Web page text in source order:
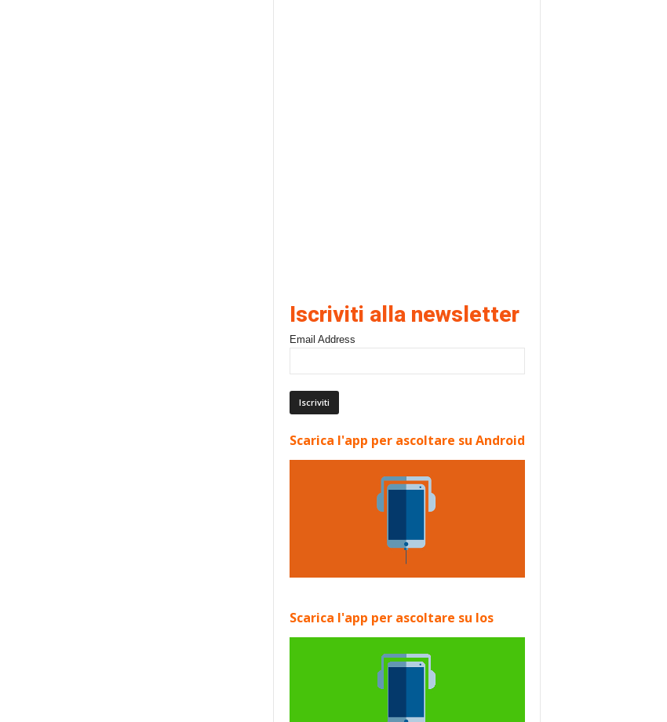
Iscriviti alla newsletter
Email Address
Scarica l'app per ascoltare su Android
Scarica l'app per ascoltare su Ios